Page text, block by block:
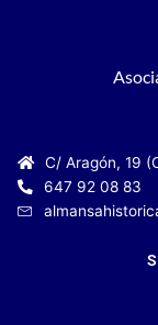
C/ Aragón, 19
647 92 08 83